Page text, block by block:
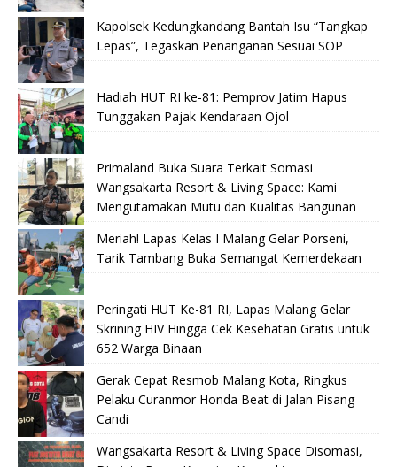
Kapolsek Kedungkandang Bantah Isu “Tangkap
Lepas”, Tegaskan Penanganan Sesuai SOP
Hadiah HUT RI ke-81: Pemprov Jatim Hapus
Tunggakan Pajak Kendaraan Ojol
Primaland Buka Suara Terkait Somasi
Wangsakarta Resort & Living Space: Kami
Mengutamakan Mutu dan Kualitas Bangunan
Meriah! Lapas Kelas I Malang Gelar Porseni,
Tarik Tambang Buka Semangat Kemerdekaan
Peringati HUT Ke-81 RI, Lapas Malang Gelar
Skrining HIV Hingga Cek Kesehatan Gratis untuk
652 Warga Binaan
Gerak Cepat Resmob Malang Kota, Ringkus
Pelaku Curanmor Honda Beat di Jalan Pisang
Candi
Wangsakarta Resort & Living Space Disomasi,